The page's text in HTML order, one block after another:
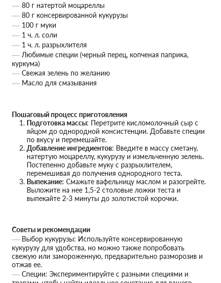
80 г натертой моцареллы
80 г консервированной кукурузы
100 г муки
1 ч. л. соли
1 ч. л. разрыхлителя
Любимые специи (черный перец, копченая паприка,
куркума)
Свежая зелень по желанию
Масло для смазывания
Пошаговый процесс приготовления
Подготовка массы: Перетрите кисломолочный сыр с
яйцом до однородной консистенции. Добавьте специи
по вкусу и перемешайте.
Добавление ингредиентов: Введите в массу сметану,
натертую моцареллу, кукурузу и измельченную зелень.
Постепенно добавьте муку с разрыхлителем,
перемешивая до получения однородного теста.
Выпекание: Смажьте вафельницу маслом и разогрейте.
Выложите на нее 1,5-2 столовые ложки теста и
выпекайте 2-3 минуты до золотистой корочки.
Советы и рекомендации
Выбор кукурузы: Используйте консервированную
кукурузу для удобства, но можно также попробовать
свежую или замороженную, предварительно разморозив и
отжав ее.
Специи: Экспериментируйте с разными специями и